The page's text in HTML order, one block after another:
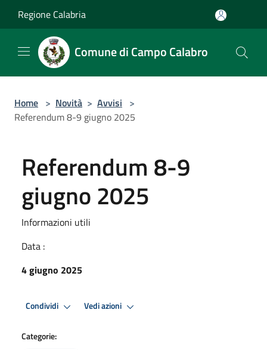
Regione Calabria
Comune di Campo Calabro
Home > Novità > Avvisi >
Referendum 8-9 giugno 2025
Referendum 8-9
giugno 2025
Informazioni utili
Data :
4 giugno 2025
Condividi Vedi azioni
Categorie: